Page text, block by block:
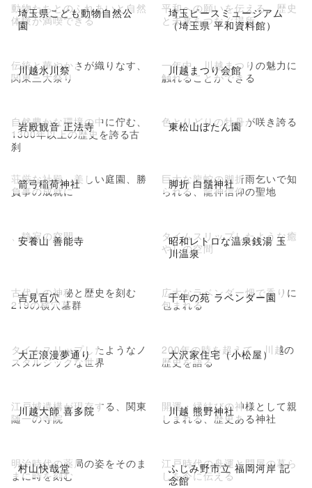
埼玉県こども動物自然公
園
動物たちとのふれあいと自然
体験が満喫できる
埼玉ピースミュージアム
（埼玉県 平和資料館）
平和への願いを伝える、歴史
と未来をつなぐ場所
川越氷川祭
伝統と華やかさが織りなす、
関東三大祭り
川越まつり会館
一年中、川越まつりの魅力に
触れることができる
岩殿観音 正法寺
自然豊かな環境の中に佇む、
1300年以上の歴史を誇る古
刹
東松山ぼたん園
色とりどりの牡丹が咲き誇る
箭弓稲荷神社
荘厳な社殿、美しい庭園、勝
負事の成就に
脚折 白鬚神社
巨大な龍蛇の脚折雨乞いで知
られる、龍神信仰の聖地
安養山 善能寺
、静寂の空間
昭和レトロな温泉銭湯 玉
川温泉
タイムスリップしたような癒
やしの空間
吉見百穴
古代人の神秘と歴史を刻む
219の横穴墓群
千年の苑 ラベンダー園
広大なラベンダー畑で香りに
包まれる
大正浪漫夢通り
タイムスリップしたようなノ
スタルジックな世界
大沢家住宅（小松屋）
200年の時を超えて、川越の
歴史を語る
川越大師 喜多院
江戸城遺構が現存する、関東
随一の寺院
川越 熊野神社
開運・縁結びの神様として親
しまれる、歴史ある神社
村山快哉堂
明治時代の薬局の姿をそのま
まに時を刻む
ふじみ野市立 福岡河岸 記
念館
江戸時代の舟運と問屋の暮ら
しを今に伝える